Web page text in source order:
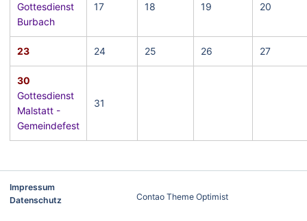
Gottesdienst
Burbach
17 18 19 20
23 24 25 26 27
30
Gottesdienst
Malstatt -
Gemeindefest
31
Impressum
Datenschutz
Contao Theme Optimist